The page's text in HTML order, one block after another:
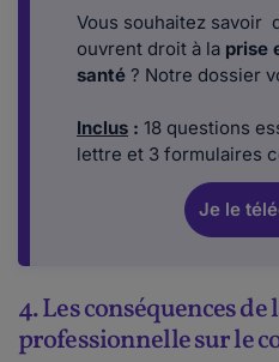
Vous souhaitez savoir
ouvrent droit à la prise
santé ? Notre dossier
Inclus : 18 questions
lettre et 3 formulaires
Je le
4. Les conséquences
professionnelle sur le